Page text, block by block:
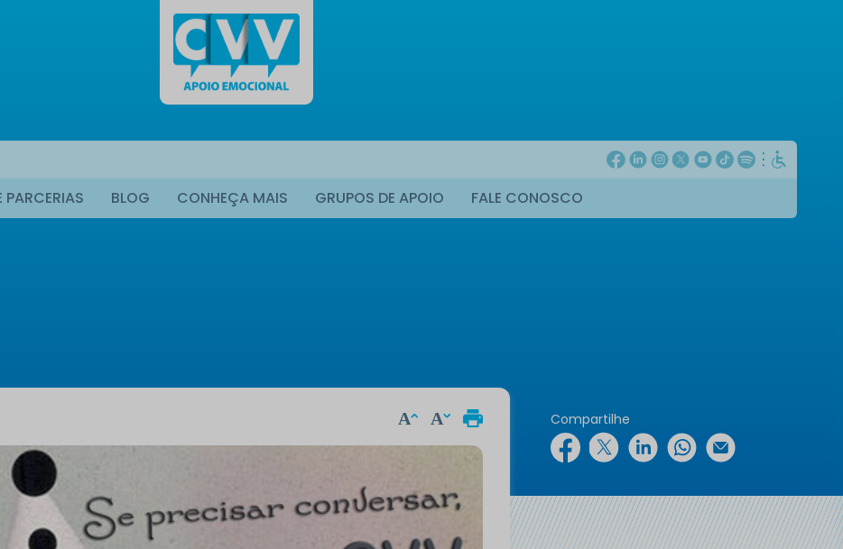
PARCERIAS BLOG CONHEÇA MAIS GRUPOS DE APOIO FALE CONOSCO
Compartilhe